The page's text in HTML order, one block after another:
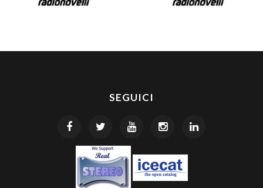
SEGUICI